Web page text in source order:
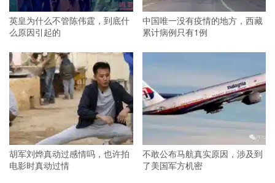
英皇为什么不管陈伟霆，到底什
么原因引起的
中国唯一没有疫情的地方，西藏
累计病例只有1例
胡军刘烨真动过感情吗，也许拍
电影时真动过情
不敢公布马航真实原因，涉及到
了美国军方机密